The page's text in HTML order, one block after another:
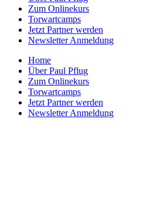
Zum Onlinekurs
Torwartcamps
Jetzt Partner werden
Newsletter Anmeldung
Home
Über Paul Pflug
Zum Onlinekurs
Torwartcamps
Jetzt Partner werden
Newsletter Anmeldung